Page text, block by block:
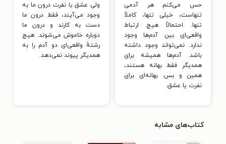
حس می‌کنم هر آدمی
تنهاست، خیلی تنها، کاملاً
تنها. احتمالاً هیچ ارتباط
واقعی‌ای بین آدم‌ها وجود
ندارد. نمی‌تواند وجود داشته
باشد. آدم‌ها همیشه برای
همدیگر فقط بهانه هستند،
همین و بس. بهانه‌ای برای
نفرت یا عشق.
ولی عشق یا نفرت درون ما به
وجود می‌آیند، فقط درون ما
دست به کارند و درون ما
دوباره خاموش می‌شوند. هیچ
رشتهٔ واقعی‌ای دو آدم را به
همدیگر پیوند نمی‌دهد.
کتاب‌های مشابه